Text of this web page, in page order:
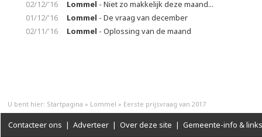
02/12/'16
Lommel - Niet zo makkelijk deze maand...
01/12/'16
Lommel - De vraag van december
02/11/'16
Lommel - Oplossing van de maand
U bent hier: Startpagina » Lommel » Eerste prijsvraag van 2017
Contacteer ons | Adverteer | Over deze site | Gemeente-info & links